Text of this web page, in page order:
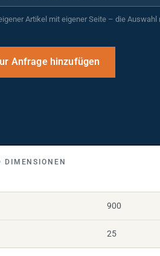
Artikel mit eigener Seite – die
900
25